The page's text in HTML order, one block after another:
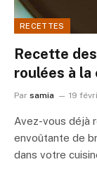
RECETTES
Recette
roulées à la
Par samia 19
Avez-vous déjà
envoûtante de
dans votre